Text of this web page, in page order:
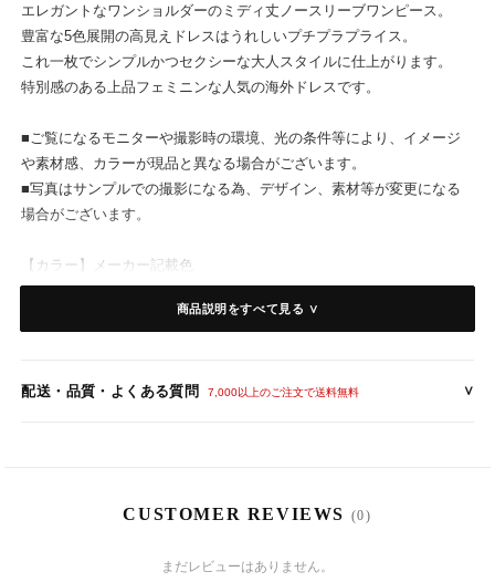
エレガントなワンショルダーのミディ丈ノースリーブワンピース。
豊富な5色展開の高見えドレスはうれしいプチプラプライス。
これ一枚でシンプルかつセクシーな大人スタイルに仕上がります。
特別感のある上品フェミニンな人気の海外ドレスです。
■ご覧になるモニターや撮影時の環境、光の条件等により、イメージ
や素材感、カラーが現品と異なる場合がございます。
■写真はサンプルでの撮影になる為、デザイン、素材等が変更になる
場合がございます。
【カラー】メーカー記載色
- ブラック
- ライトグリーン
-S：約143cm/約82cm/約66cm/約96cm
商品説明をすべて見る ∨
配送・品質・よくある質問 7,000以上のご注文で送料無料 ∨
CUSTOMER REVIEWS (0)
まだレビューはありません。